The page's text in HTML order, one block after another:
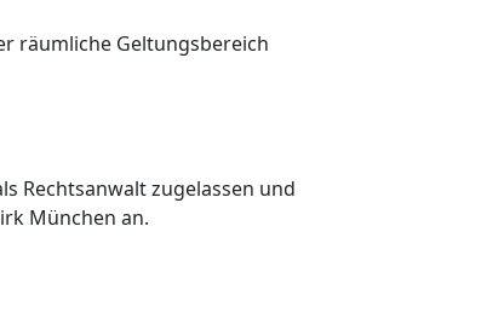
räumliche Geltungsbereich
Rechtsanwalt zugelassen und
München an.